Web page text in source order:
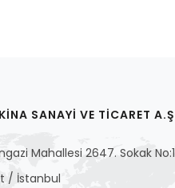
SANAYİ VE TİCARET
Mahallesi 2647. Sokak
/ İstanbul